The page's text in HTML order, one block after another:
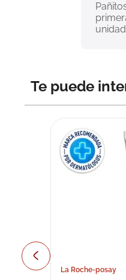
Te puede
La Roche-posay